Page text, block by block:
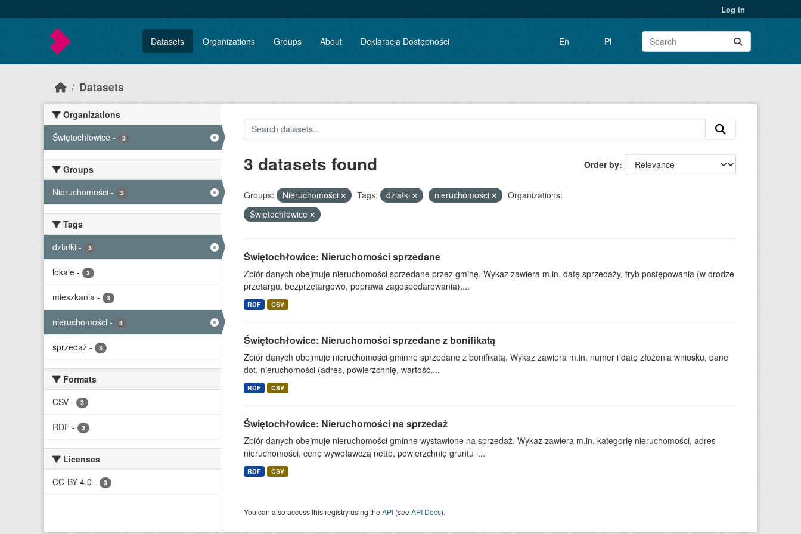
Log in
Datasets Organizations Groups About Deklaracja Dostępności En Pl
Datasets
Organizations
Świętochłowice - 3
Groups
Nieruchomości - 3
Tags
działki - 3
lokale - 3
mieszkania - 3
nieruchomości - 3
sprzedaż - 3
Formats
CSV - 3
RDF - 3
Licenses
CC-BY-4.0 - 3
Order by
3 datasets found
Groups: Nieruchomości Tags: działki nieruchomości
Organizations:
Świętochłowice
Świętochłowice: Nieruchomości sprzedane
Zbiór danych obejmuje nieruchomości sprzedane przez gminę. Wykaz zawiera m.in. datę sprzedaży, tryb postępowania (w drodze
przetargu, bezprzetargowo, poprawa zagospodarowania),...
RDF CSV
Świętochłowice: Nieruchomości sprzedane z bonifikatą
Zbiór danych obejmuje nieruchomości gminne sprzedane z bonifikatą. Wykaz zawiera m.in. numer i datę złożenia wniosku, dane
dot. nieruchomości (adres, powierzchnię, wartość,...
RDF CSV
Świętochłowice: Nieruchomości na sprzedaż
Zbiór danych obejmuje nieruchomości gminne wystawione na sprzedaż. Wykaz zawiera m.in. kategorię nieruchomości, adres
nieruchomości, cenę wywoławczą netto, powierzchnię gruntu i...
RDF CSV
You can also access this registry using theAPI(seeAPI Docs).